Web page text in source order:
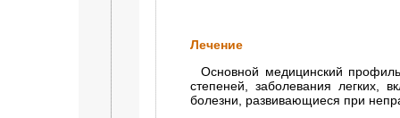
Лечение
Основной медицинский
степеней, заболевания легких,
болезни, развивающиеся при